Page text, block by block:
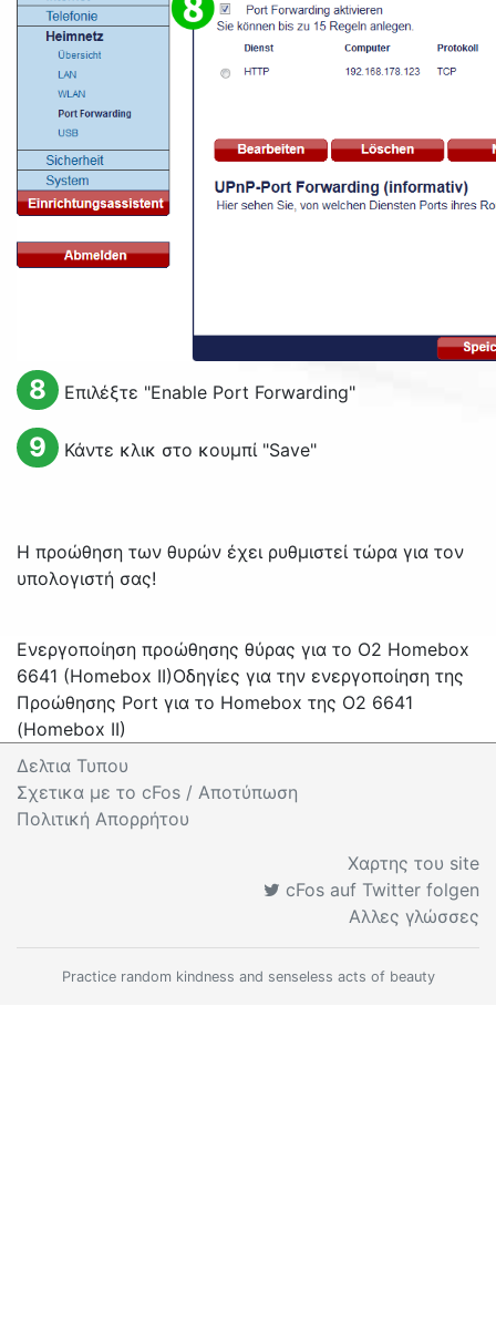
8 Επιλέξτε "Enable Port Forwarding"
9 Κάντε κλικ στο κουμπί "Save"
Η προώθηση των θυρών έχει ρυθμιστεί τώρα για τον
υπολογιστή σας!
Ενεργοποίηση προώθησης θύρας για το O2 Homebox
6641 (Homebox II)Οδηγίες για την ενεργοποίηση της
Προώθησης Port για το Homebox της O2 6641
(Homebox II)
Δελτια Τυπου
Σχετικα με το cFos / Αποτύπωση
Πολιτική Απορρήτου
Χαρτης του site
cFos auf Twitter folgen
Αλλες γλώσσες
Practice random kindness and senseless acts of beauty